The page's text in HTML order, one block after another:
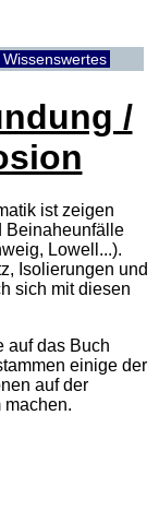
Wissenswertes
/
ist zeigen
Beinaheunfälle
Lowell...).
Isolierungen und
sich mit diesen
auf das Buch
einige der
auf der
machen.